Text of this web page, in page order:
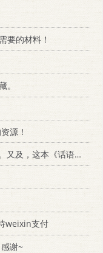
要的材料！
。
源！
这本《话语的真相》...
weixin支付
谢~